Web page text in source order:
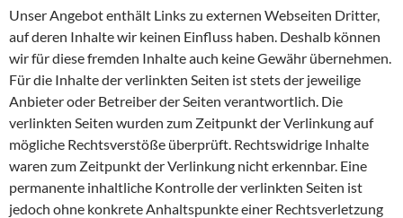
Unser Angebot enthält Links zu externen Webseiten Dritter,
auf deren Inhalte wir keinen Einfluss haben. Deshalb können
wir für diese fremden Inhalte auch keine Gewähr übernehmen.
Für die Inhalte der verlinkten Seiten ist stets der jeweilige
Anbieter oder Betreiber der Seiten verantwortlich. Die
verlinkten Seiten wurden zum Zeitpunkt der Verlinkung auf
mögliche Rechtsverstöße überprüft. Rechtswidrige Inhalte
waren zum Zeitpunkt der Verlinkung nicht erkennbar. Eine
permanente inhaltliche Kontrolle der verlinkten Seiten ist
jedoch ohne konkrete Anhaltspunkte einer Rechtsverletzung